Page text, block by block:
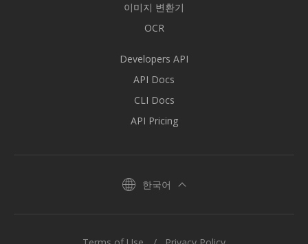
이미지 변환기
OCR
Developers API
API Docs
CLI Docs
API Pricing
한국어